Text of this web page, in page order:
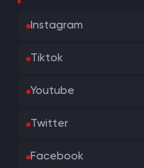
Instagram
Tiktok
Youtube
Twitter
Facebook